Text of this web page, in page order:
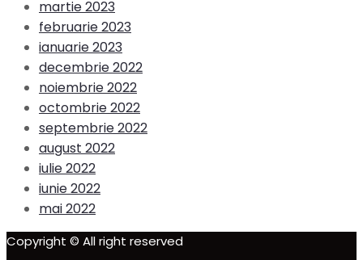
martie 2023
februarie 2023
ianuarie 2023
decembrie 2022
noiembrie 2022
octombrie 2022
septembrie 2022
august 2022
iulie 2022
iunie 2022
mai 2022
Copyright © All right reserved